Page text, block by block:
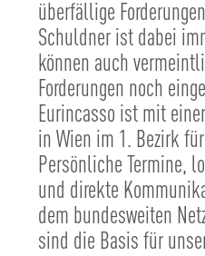
überfällige
Schuldner ist dabei
können auch
Forderungen noch
Eurincasso ist mit
in Wien im 1. Bezirk
Persönliche Termine,
und direkte
dem bundesweiten
sind die Basis für